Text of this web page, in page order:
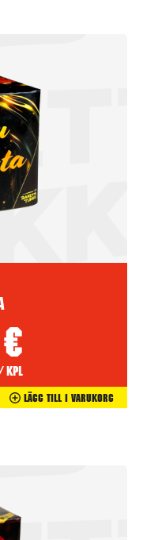
€
kpl
Lägg Till I Varukorg